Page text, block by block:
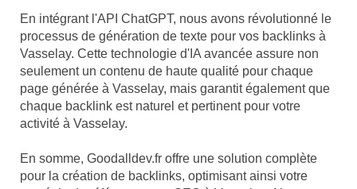
En intégrant l'API ChatGPT, nous avons révolutionné le
processus de génération de texte pour vos backlinks à
Vasselay. Cette technologie d'IA avancée assure non
seulement un contenu de haute qualité pour chaque
page générée à Vasselay, mais garantit également que
chaque backlink est naturel et pertinent pour votre
activité à Vasselay.
En somme, Goodalldev.fr offre une solution complète
pour la création de backlinks, optimisant ainsi votre